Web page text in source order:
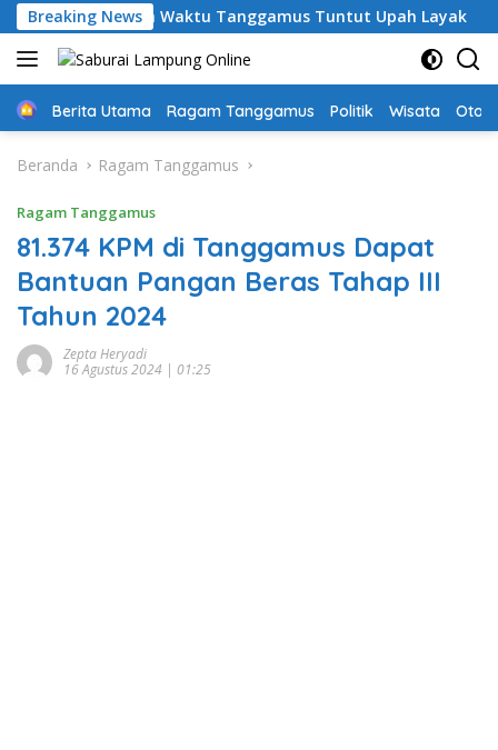
Langsung
ke
konten
Breaking News
PPPK Paruh Waktu Tanggamus Tuntut Upah Layak
Home
Berita Utama Ragam Tanggamus Politik Wisata Oto
Beranda Ragam Tanggamus
Ragam Tanggamus
81.374 KPM di Tanggamus Dapat
Bantuan Pangan Beras Tahap III
Tahun 2024
Zepta Heryadi
16 Agustus 2024 | 01:25